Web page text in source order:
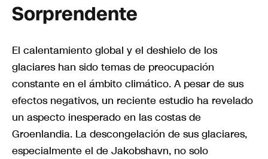
Sorprendente
El calentamiento global y el deshielo de los
glaciares han sido temas de preocupación
constante en el ámbito climático. A pesar de sus
efectos negativos, un reciente estudio ha revelado
un aspecto inesperado en las costas de
Groenlandia. La descongelación de sus glaciares,
especialmente el de Jakobshavn, no solo